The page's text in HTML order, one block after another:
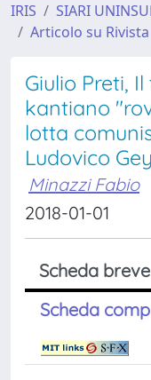
IRIS SIARI
Articolo su Rivista
Giulio Preti,
kantiano
lotta
Ludovico
Minazzi Fabio
2018-01-01
Scheda breve
Scheda